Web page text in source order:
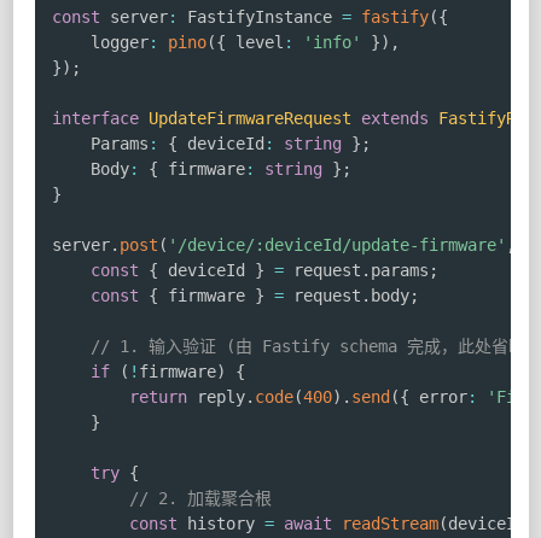
const server: FastifyInstance = fastify({
    logger
: pino({ level : 'info' }) ,
}) ;
interface UpdateFirmwareRequest extends
    Params
: { deviceId : string } ;
    Body
: { firmware: string } ;
}
server. post ( '/device/:deviceId/update-firmware' ,
const
{ deviceId } = request . params ;
const
{ firmware } = request . body;
// 1. 输入验证 (由 Fastify schema 完成，此处省略)
if
( ! firmware)
{
return reply. code(400) . send ({ error:
}
try {
// 2. 加载聚合根
const history = await readStream(deviceId